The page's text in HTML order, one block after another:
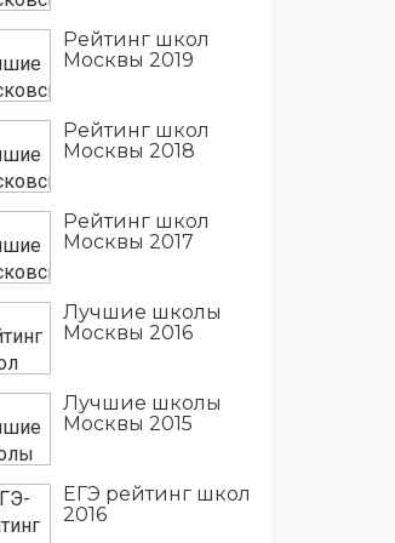
Рейтинг школ
Москвы 2019
Рейтинг школ
Москвы 2018
Рейтинг школ
Москвы 2017
Лучшие школы
Москвы 2016
Лучшие школы
Москвы 2015
ЕГЭ рейтинг школ
2016